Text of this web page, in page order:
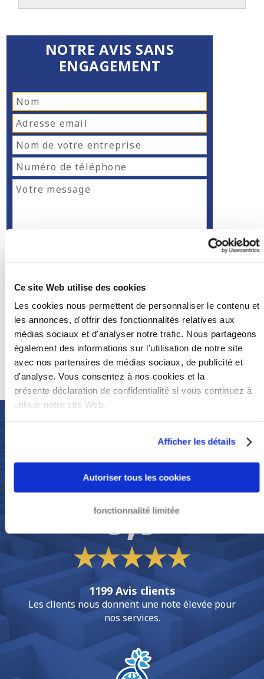
Ce site Web utilise des cookies
Les cookies nous permettent de personnaliser le contenu et
les annonces, d'offrir des fonctionnalités relatives aux
médias sociaux et d'analyser notre trafic. Nous partageons
également des informations sur l'utilisation de notre site
avec nos partenaires de médias sociaux, de publicité et
d'analyse. Vous consentez à nos cookies et la
présente déclaration de confidentialité si vous continuez à
utiliser notre site Web.
Afficher les détails
Autoriser tous les cookies
fonctionnalité limitée
NOTRE AVIS SANS
ENGAGEMENT
Envoyer le message
Adresse email
+32 (0)320 679 69
8,9
1199 Avis clients
Les clients nous donnent une note élevée pour
nos services.